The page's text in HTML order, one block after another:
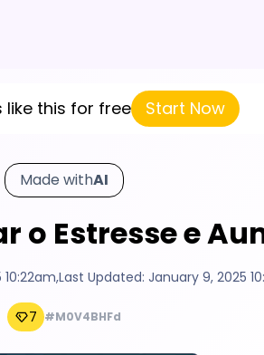
like this for free Start Now
Made withAI
o Estresse e
,Last Updated: January 9, 2025
7 #M0V4BHFd